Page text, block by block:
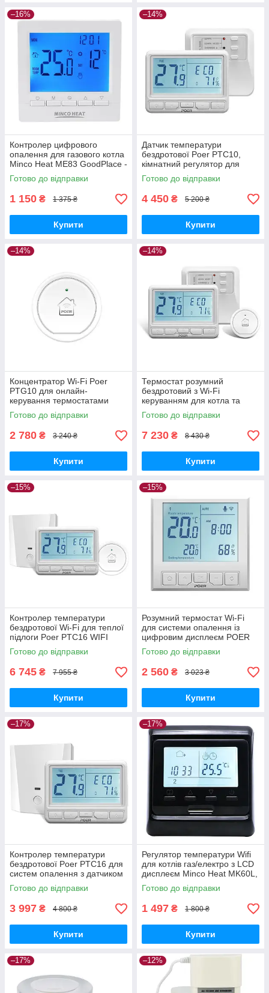
–16%
Контролер цифрового
опалення для газового котла
Minco Heat ME83 GoodPlace -
worry-free-shopping-
Готово до відправки
1 150 ₴ 1 375 ₴
Купити
–14%
Датчик температури
бездротової Poer PTC10,
кімнатний регулятор для
котла GoodPlace -worry-free-
shopping-
Готово до відправки
4 450 ₴ 5 200 ₴
Купити
–14%
Концентратор Wi-Fi Poer
PTG10 для онлайн-
керування термостатами
Poer PTC10/PTC16/PTV30
GoodPlace -worry-free-
Готово до відправки
2 780 ₴ 3 240 ₴
Купити
–14%
Термостат розумний
бездротовий з Wi-Fi
керуванням для котла та
теплої підлоги Poer PTC10-
WIFI GoodPlace -worry-free-
Готово до відправки
7 230 ₴ 8 430 ₴
Купити
–15%
Контролер температури
бездротової Wi-Fi для теплої
підлоги Poer PTC16 WIFI
GoodPlace -worry-free-
shopping-
Готово до відправки
6 745 ₴ 7 955 ₴
Купити
–15%
Розумний термостат Wi-Fi
для системи опалення із
цифровим дисплеєм POER
PTC20 GoodPlace -worry-
free-shopping-
Готово до відправки
2 560 ₴ 3 023 ₴
Купити
–17%
Контролер температури
бездротової Poer PTC16 для
систем опалення з датчиком
теплої підлоги GoodPlace -
worry-free-shopping-
Готово до відправки
3 997 ₴ 4 800 ₴
Купити
–17%
Регулятор температури Wifi
для котлів газ/електро з LCD
дисплеєм Minco Heat MK60L,
чорний GoodPlace -worry-
free-shopping-
Готово до відправки
1 497 ₴ 1 800 ₴
Купити
–17% –12%